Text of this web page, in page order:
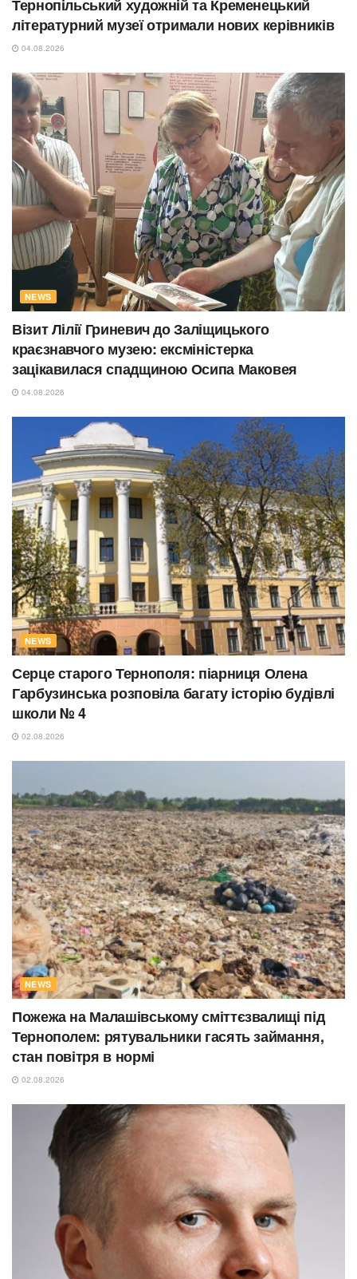
Тернопільський художній та Кременецький
літературний музеї отримали нових керівників
04.08.2026
NEWS
Візит Лілії Гриневич до Заліщицького
краєзнавчого музею: ексміністерка
зацікавилася спадщиною Осипа Маковея
04.08.2026
NEWS
Серце старого Тернополя: піарниця Олена
Гарбузинська розповіла багату історію будівлі
школи № 4
02.08.2026
NEWS
Пожежа на Малашівському сміттєзвалищі під
Тернополем: рятувальники гасять займання,
стан повітря в нормі
02.08.2026